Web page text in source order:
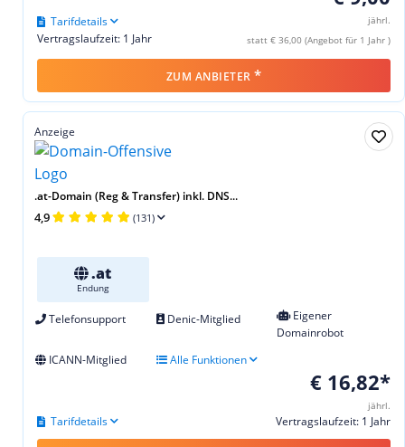
jährl.
statt € 36,00 (Angebot für 1 Jahr )
Vertragslaufzeit: 1 Jahr
Tarifdetails
ZUM ANBIETER *
Anzeige
.at-Domain (Reg & Transfer) inkl. DNS...
4,9 (131)
.at
Endung
Telefonsupport Denic-Mitglied
Eigener
Domainrobot
ICANN-Mitglied
Alle Funktionen
€ 16,82*
jährl.
Vertragslaufzeit: 1 Jahr
Tarifdetails